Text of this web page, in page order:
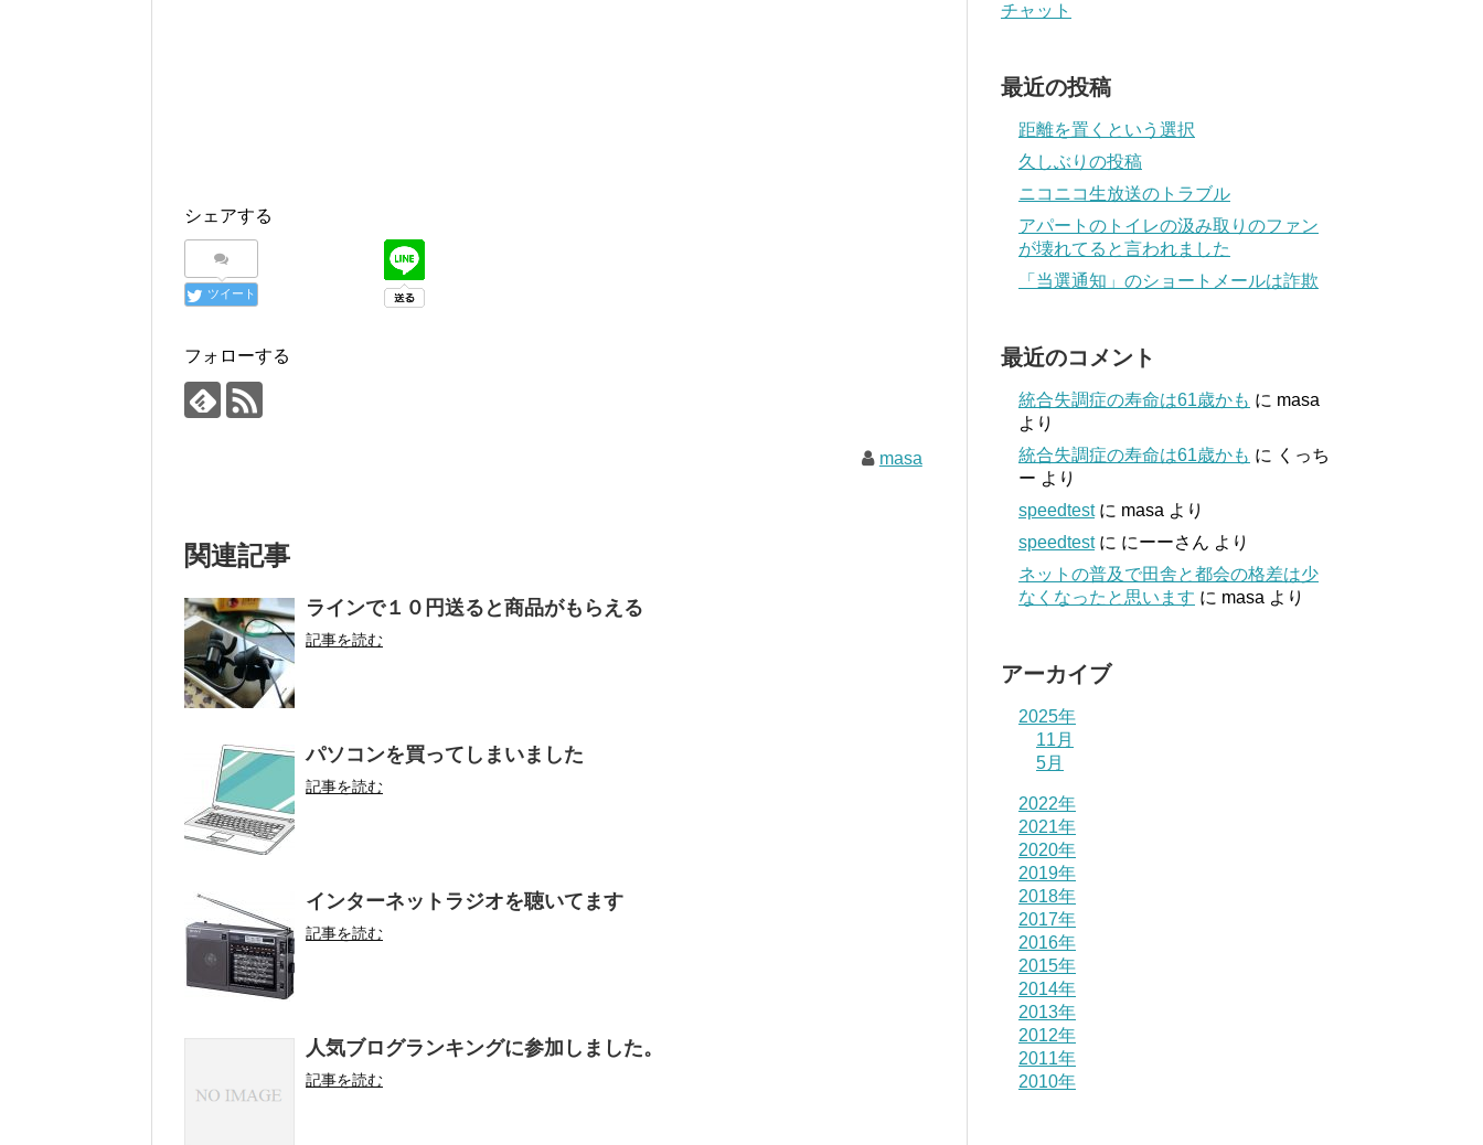
シェアする
ツイート
フォローする
masa
関連記事
ラインで１０円送ると商品がもらえる
記事を読む
パソコンを買ってしまいました
記事を読む
インターネットラジオを聴いてます
記事を読む
人気ブログランキングに参加しました。
記事を読む
チャット
最近の投稿
距離を置くという選択
久しぶりの投稿
ニコニコ生放送のトラブル
アパートのトイレの汲み取りのファン
が壊れてると言われました
「当選通知」のショートメールは詐欺
最近のコメント
統合失調症の寿命は61歳かも に masa
より
統合失調症の寿命は61歳かも に くっち
ー より
speedtestに masa より
speedtestに にーーさん より
ネットの普及で田舎と都会の格差は少
なくなったと思います に masa より
アーカイブ
2025年
11月
5月
2022年
2021年
2020年
2019年
2018年
2017年
2016年
2015年
2014年
2013年
2012年
2011年
2010年